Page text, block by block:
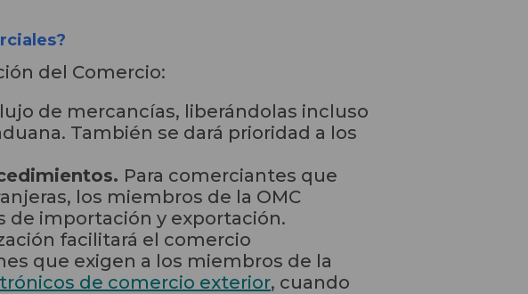
del Comercio:
de mercancías, liberándolas incluso
También se dará prioridad a los
Para comerciantes que
los miembros de la OMC
importación y exportación.
facilitará el comercio
que exigen a los miembros de la
de comercio exterior, cuando